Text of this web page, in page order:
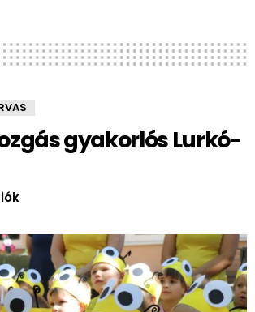
gyakorlós Lurkó-